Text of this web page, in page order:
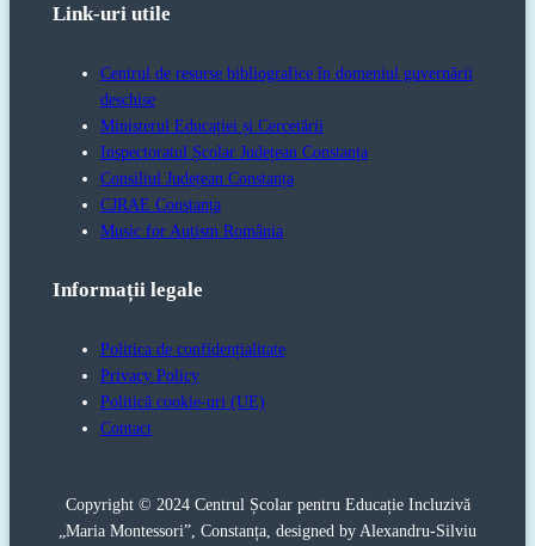
Link-uri utile
Centrul de resurse bibliografice în domeniul guvernării
deschise
Ministerul Educației și Cercetării
Inspectoratul Școlar Județean Constanța
Consiliul Județean Constanța
CJRAE Constanța
Music for Autism România
Informații legale
Politica de confidențialitate
Privacy Policy
Politică cookie-uri (UE)
Contact
Copyright © 2024 Centrul Școlar pentru Educație Incluzivă
„Maria Montessori”, Constanța, designed by Alexandru-Silviu